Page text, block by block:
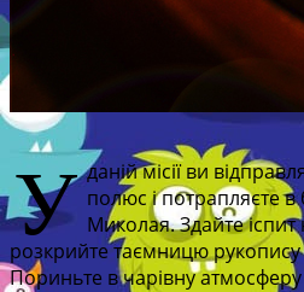
У даній місії ви
полюс і потрапляєте
Миколая. Здайте
розкрийте таємницю
Пориньте в чарівну атмосферу